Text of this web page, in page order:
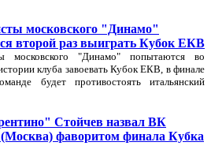
московского "Динамо"
второй раз выиграть Кубок ЕКВ
московского "Динамо" попытаются во
клуба завоевать Кубок ЕКВ, в финале
будет противостоять итальянский
Стойчев назвал ВК
фаворитом финала Кубка